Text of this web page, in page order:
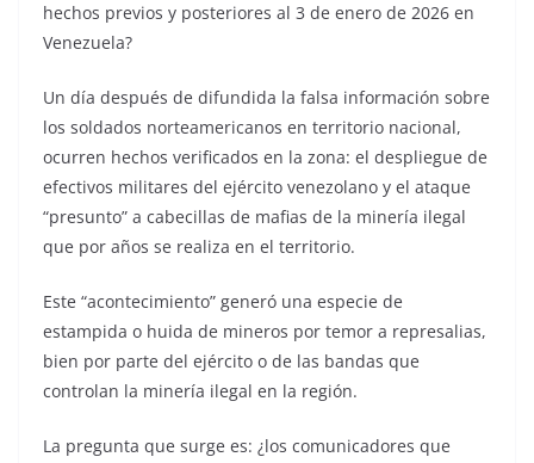
hechos previos y posteriores al 3 de enero de 2026 en
Venezuela?
Un día después de difundida la falsa información sobre
los soldados norteamericanos en territorio nacional,
ocurren hechos verificados en la zona: el despliegue de
efectivos militares del ejército venezolano y el ataque
“presunto” a cabecillas de mafias de la minería ilegal
que por años se realiza en el territorio.
Este “acontecimiento” generó una especie de
estampida o huida de mineros por temor a represalias,
bien por parte del ejército o de las bandas que
controlan la minería ilegal en la región.
La pregunta que surge es: ¿los comunicadores que